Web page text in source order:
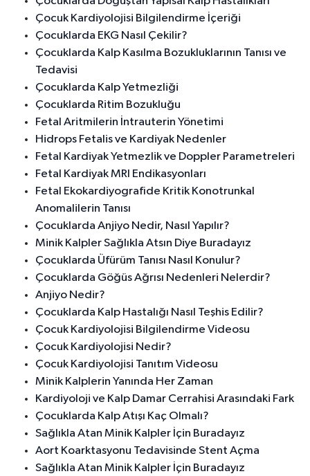
Çocuk Kardiyolojisi Bilgilendirme İçeriği
Çocuklarda EKG Nasıl Çekilir?
Çocuklarda Kalp Kasılma Bozukluklarının Tanısı ve
Tedavisi
Çocuklarda Kalp Yetmezliği
Çocuklarda Ritim Bozukluğu
Fetal Aritmilerin İntrauterin Yönetimi
Hidrops Fetalis ve Kardiyak Nedenler
Fetal Kardiyak Yetmezlik ve Doppler Parametreleri
Fetal Kardiyak MRI Endikasyonları
Fetal Ekokardiyografide Kritik Konotrunkal
Anomalilerin Tanısı
Çocuklarda Anjiyo Nedir, Nasıl Yapılır?
Minik Kalpler Sağlıkla Atsın Diye Buradayız
Çocuklarda Üfürüm Tanısı Nasıl Konulur?
Çocuklarda Göğüs Ağrısı Nedenleri Nelerdir?
Anjiyo Nedir?
Çocuklarda Kalp Hastalığı Nasıl Teşhis Edilir?
Çocuk Kardiyolojisi Bilgilendirme Videosu
Çocuk Kardiyolojisi Nedir?
Çocuk Kardiyolojisi Tanıtım Videosu
Minik Kalplerin Yanında Her Zaman
Kardiyoloji ve Kalp Damar Cerrahisi Arasındaki Fark
Çocuklarda Kalp Atışı Kaç Olmalı?
Sağlıkla Atan Minik Kalpler İçin Buradayız
Aort Koarktasyonu Tedavisinde Stent Açma
Sağlıkla Atan Minik Kalpler İçin Buradayız